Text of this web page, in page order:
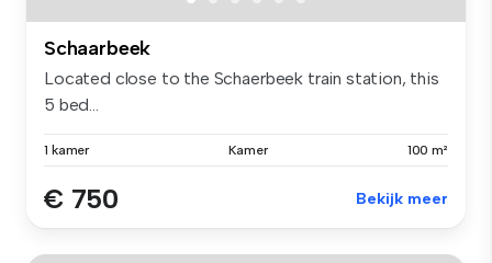
Schaarbeek
Located close to the Schaerbeek train station, this
5 bed...
1 kamer Kamer 100 m²
€ 750 Bekijk meer